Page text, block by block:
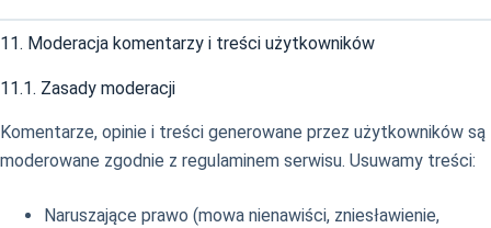
11. Moderacja komentarzy i treści użytkowników
11.1. Zasady moderacji
Komentarze, opinie i treści generowane przez użytkowników są
moderowane zgodnie z regulaminem serwisu. Usuwamy treści:
Naruszające prawo (mowa nienawiści, zniesławienie,